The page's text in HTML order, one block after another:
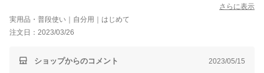
さらに表示
実用品・普段使い｜自分用｜はじめて
注文日：2023/03/26
ショップからのコメント 2023/05/15